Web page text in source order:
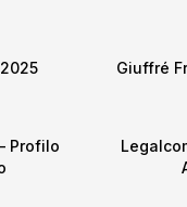
Giuffré
Profilo